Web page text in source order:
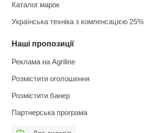
Каталог марок
Українська техніка з компенсацією 25%
Наші пропозиції
Реклама на Agriline
Розмістити оголошення
Розмістити банер
Партнерська програма